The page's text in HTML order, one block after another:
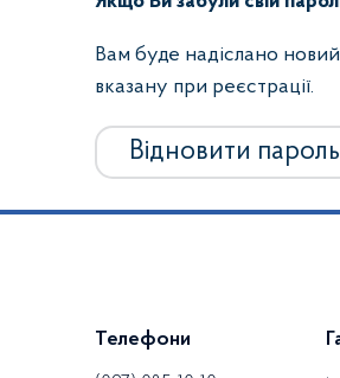
Вам буде надіслано
вказану при реєстрації.
Відновити пароль
Телефони